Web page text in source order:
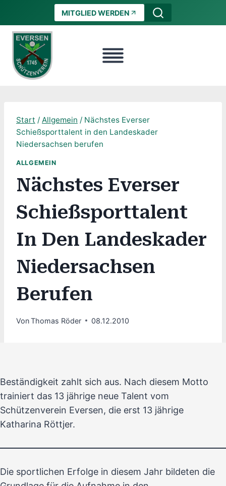
springen
MITGLIED WERDEN
Start / Allgemein / Nächstes Everser
Schießsporttalent in den Landeskader
Niedersachsen berufen
ALLGEMEIN
Nächstes Everser
Schießsporttalent
In Den Landeskader
Niedersachsen
Berufen
VonThomas Röder 08.12.2010
Beständigkeit zahlt sich aus. Nach diesem Motto
trainiert das 13 jährige neue Talent vom
Schützenverein Eversen, die erst 13 jährige
Katharina Röttjer.
Die sportlichen Erfolge in diesem Jahr bildeten die